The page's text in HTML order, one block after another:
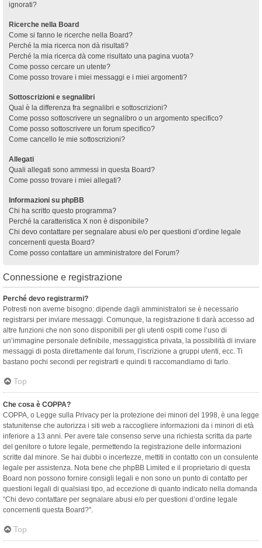
ignorati?
Ricerche nella Board
Come si fanno le ricerche nella Board?
Perché la mia ricerca non dà risultati?
Perché la mia ricerca dà come risultato una pagina vuota?
Come posso cercare un utente?
Come posso trovare i miei messaggi e i miei argomenti?
Sottoscrizioni e segnalibri
Qual è la differenza fra segnalibri e sottoscrizioni?
Come posso sottoscrivere un segnalibro o un argomento specifico?
Come posso sottoscrivere un forum specifico?
Come cancello le mie sottoscrizioni?
Allegati
Quali allegati sono ammessi in questa Board?
Come posso trovare i miei allegati?
Informazioni su phpBB
Chi ha scritto questo programma?
Perché la caratteristica X non è disponibile?
Chi devo contattare per segnalare abusi e/o per questioni d’ordine legale
concernenti questa Board?
Come posso contattare un amministratore del Forum?
Connessione e registrazione
Perché devo registrarmi?
Potresti non averne bisogno: dipende dagli amministratori se è necessario
registrarsi per inviare messaggi. Comunque, la registrazione ti darà accesso ad
altre funzioni che non sono disponibili per gli utenti ospiti come l’uso di
un’immagine personale definibile, messaggistica privata, la possibilità di inviare
messaggi di posta direttamente dal forum, l’iscrizione a gruppi utenti, ecc. Ti
bastano pochi secondi per registrarti e quindi ti raccomandiamo di farlo.
Top
Che cosa è COPPA?
COPPA, o Legge sulla Privacy per la protezione dei minori del 1998, è una legge
statunitense che autorizza i siti web a raccogliere informazioni da i minori di età
inferiore a 13 anni. Per avere tale consenso serve una richiesta scritta da parte
del genitore o tutore legale, permettendo la registrazione delle informazioni
scritte dal minore. Se hai dubbi o incertezze, mettiti in contatto con un consulente
legale per assistenza. Nota bene che phpBB Limited e il proprietario di questa
Board non possono fornire consigli legali e non sono un punto di contatto per
questioni legali di qualsiasi tipo, ad eccezione di quanto indicato nella domanda
“Chi devo contattare per segnalare abusi e/o per questioni d’ordine legale
concernenti questa Board?”.
Top